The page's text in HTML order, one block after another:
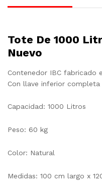
Tote De 1000
Nuevo
Contenedor IBC fabricado
Con llave inferior
Capacidad: 1000 Litros
Peso: 60 kg
Color: Natural
Medidas: 100 cm largo x